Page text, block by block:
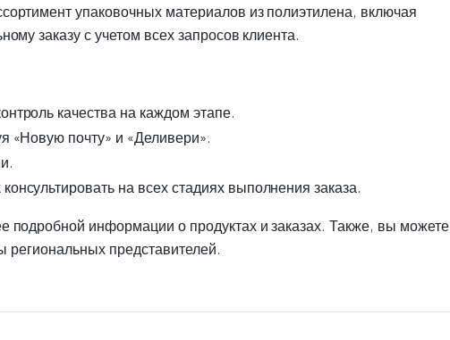
упаковочных материалов из полиэтилена, включая
заказу с учетом всех запросов клиента.
качества на каждом этапе.
«Новую почту» и «Деливери».
на всех стадиях выполнения заказа.
подробной информации о продуктах и заказах. Также, вы можете
региональных представителей.